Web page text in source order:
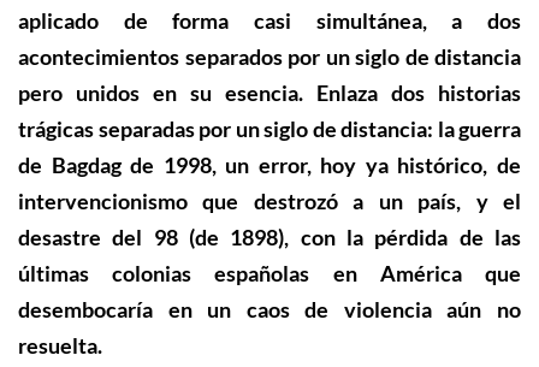
aplicado de forma casi simultánea, a dos
acontecimientos separados por un siglo de distancia
pero unidos en su esencia. Enlaza dos historias
trágicas separadas por un siglo de distancia: la guerra
de Bagdag de 1998, un error, hoy ya histórico, de
intervencionismo que destrozó a un país, y el
desastre del 98 (de 1898), con la pérdida de las
últimas colonias españolas en América que
desembocaría en un caos de violencia aún no
resuelta.